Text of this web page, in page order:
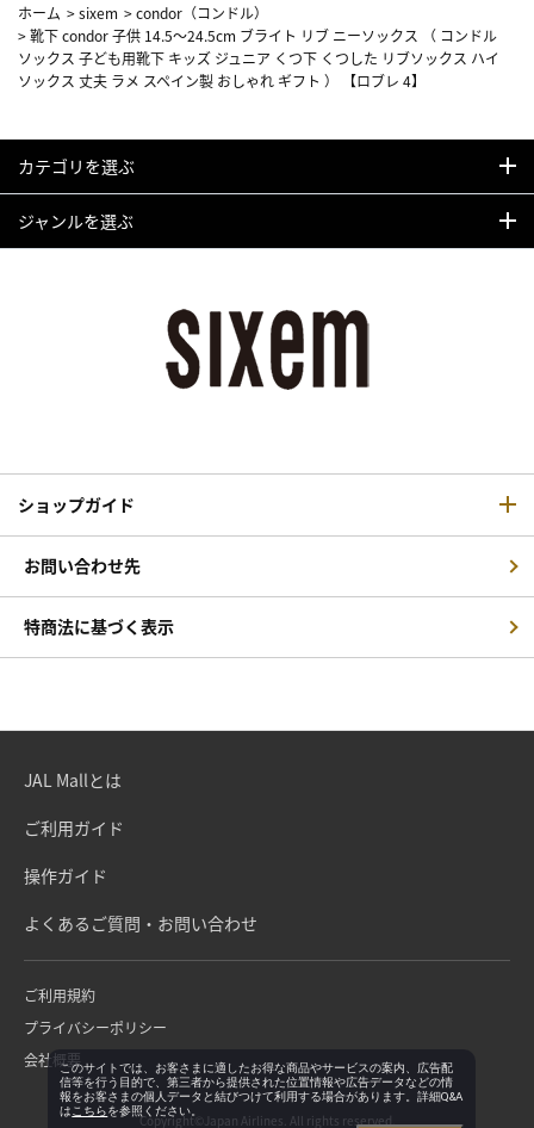
ホーム >sixem >condor（コンドル）
>靴下 condor 子供 14.5～24.5cm ブライト リブ ニーソックス （ コンドル
ソックス 子ども用靴下 キッズ ジュニア くつ下 くつした リブソックス ハイ
ソックス 丈夫 ラメ スペイン製 おしゃれ ギフト ） 【ロブレ 4】
カテゴリを選ぶ
ジャンルを選ぶ
ショップガイド
お問い合わせ先
特商法に基づく表示
JAL Mallとは
ご利用ガイド
操作ガイド
よくあるご質問・お問い合わせ
ご利用規約
プライバシーポリシー
会社概要
Copyright©Japan Airlines. All rights reserved.
このサイトでは、お客さまに適したお得な商品やサービスの案内、広告配
信等を行う目的で、第三者から提供された位置情報や広告データなどの情
報をお客さまの個人データと結びつけて利用する場合があります。詳細Q&A
は こちらを参照ください。